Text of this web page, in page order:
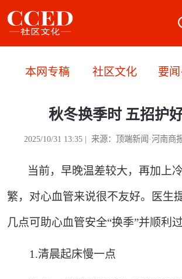
本网专稿 社区文化 要闻
秋冬换季时 五招护
2025/10/31 13:35 | 来源：顶端新闻·河南商
当前，早晚温差较大，再加上
繁，对心血管来说很不友好。医生
几点可助心血管安全“换季”并顺利过
1.清晨起床慢一点